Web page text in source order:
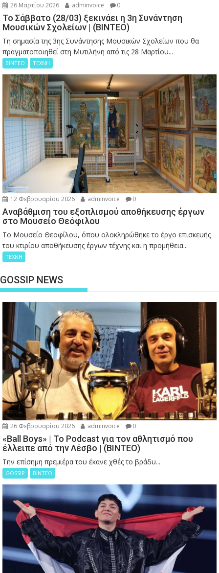
26 Μαρτίου 2026 adminvoice 0
Το Σάββατο (28/03) ξεκινάει η 3η Συνάντηση
Μουσικών Σχολείων | (ΒΙΝΤΕΟ)
Τη σημασία της 3ης Συνάντησης Μουσικών Σχολείων που θα
πραγματοποιηθεί στη Μυτιλήνη από τις 28 Μαρτίου...
ΒΙΝΤΕΟ ΤΕΧΝΗ
12 Φεβρουαρίου 2026 adminvoice 0
Αναβάθμιση του εξοπλισμού αποθήκευσης έργων
στο Μουσείο Θεόφιλου
Το Μουσείο Θεοφίλου, όπου ολοκληρώθηκε το έργο επισκευής
του κτιρίου αποθήκευσης έργων τέχνης και η προμήθεια...
ΤΕΧΝΗ
GOSSIP NEWS
26 Φεβρουαρίου 2026 adminvoice 0
«Ball Boys» | Το Podcast για τον αθλητισμό που
έλλειπε από την Λέσβο | (ΒΙΝΤΕΟ)
Την επίσημη πρεμιέρα του έκανε χθές το βράδυ...
GOSSIP ΒΙΝΤΕΟ